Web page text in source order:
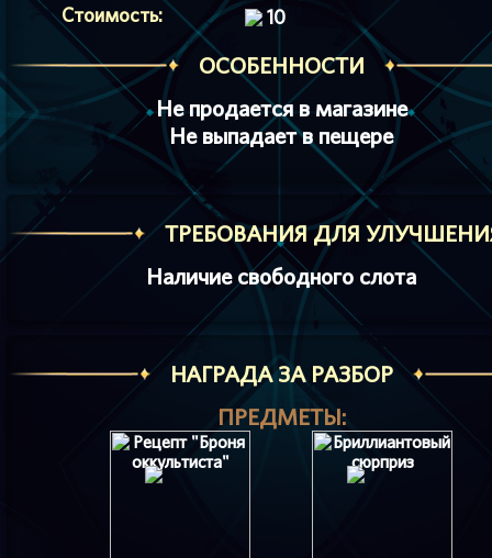
Стоимость: 10
ОСОБЕННОСТИ
Не продается в магазине
Не выпадает в пещере
ТРЕБОВАНИЯ ДЛЯ
Наличие свободного слота
НАГРАДА ЗА РАЗБОР
ПРЕДМЕТЫ: